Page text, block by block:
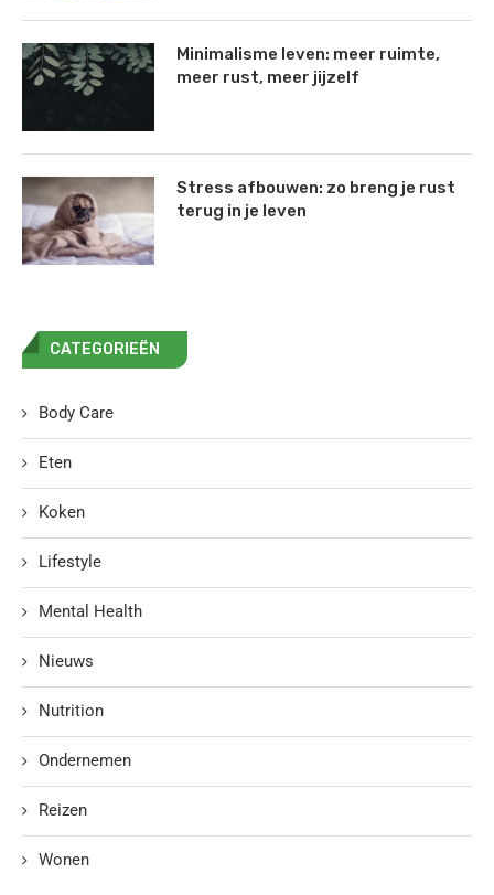
Minimalisme leven: meer ruimte,
meer rust, meer jijzelf
Stress afbouwen: zo breng je rust
terug in je leven
CATEGORIEËN
Body Care
Eten
Koken
Lifestyle
Mental Health
Nieuws
Nutrition
Ondernemen
Reizen
Wonen